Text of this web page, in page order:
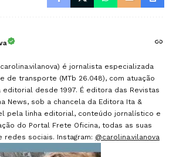
é jornalista especializada
de transporte (MTb 26.048), com atuação
editorial desde 1997. É editora das Revistas
News, sob a chancela da Editora Ita &
pela linha editorial, conteúdo jornalístico e
do Portal Frete Oficina, todas as suas
redes sociais. Instagram: @carolina.vilanova